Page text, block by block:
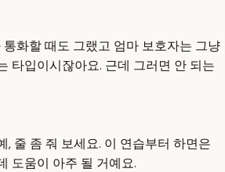
통화할 때도 그랬고 엄마 보호자는 그냥
타입이시잖아요. 근데 그러면 안 되는
, 줄 좀 줘 보세요. 이 연습부터 하면은
도움이 아주 될 거예요.